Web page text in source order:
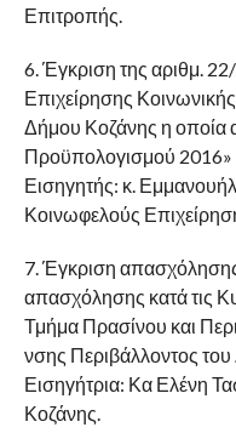
Επιτροπής.
6. Έγκριση της αριθμ.
Επιχείρησης
Δήμου Κοζάνης η
Προϋπολογισμού 2016»
Εισηγητής: κ.
Κοινωφελούς
7. Έγκριση
απασχόλησης κατά τις
Τμήμα Πρασίνου και
νσης Περιβάλλοντος
Εισηγήτρια: Κα Ελένη
Κοζάνης.